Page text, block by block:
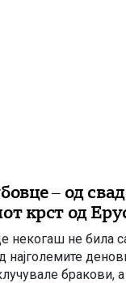
– од
крст од
некогаш не била
најголемите
бракови,